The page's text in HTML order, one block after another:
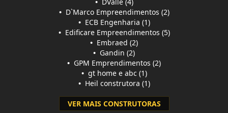
• D`Marco Empreendimentos (2)
• ECB Engenharia (1)
• Edificare Empreendimentos (5)
• Embraed (2)
• Gandin (2)
• GPM Emprendimentos (2)
• gt home e abc (1)
• Heil construtora (1)
VER MAIS CONSTRUTORAS